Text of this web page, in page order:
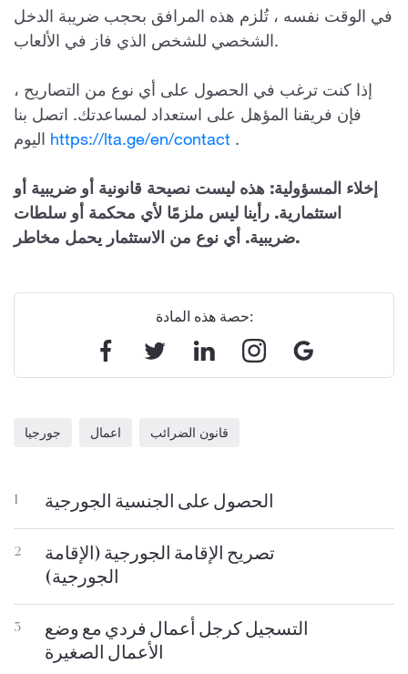
في الوقت نفسه ، تُلزم هذه المرافق بحجب ضريبة الدخل
الشخصي للشخص الذي فاز في الألعاب.
إذا كنت ترغب في الحصول على أي نوع من التصاريح ،
فإن فريقنا المؤهل على استعداد لمساعدتك. اتصل بنا
https://lta.ge/en/contact .
إخلاء المسؤولية: هذه ليست نصيحة قانونية أو ضريبية أو
استثمارية. رأينا ليس ملزمًا لأي محكمة أو سلطات
ضريبية. أي نوع من الاستثمار يحمل مخاطر.
حصة هذه المادة:
جورجيا اعمال قانون الضرائب
1 الحصول على الجنسية الجورجية
2
تصريح الإقامة الجورجية (الإقامة
الجورجية)
3
التسجيل كرجل أعمال فردي مع وضع
الأعمال الصغيرة